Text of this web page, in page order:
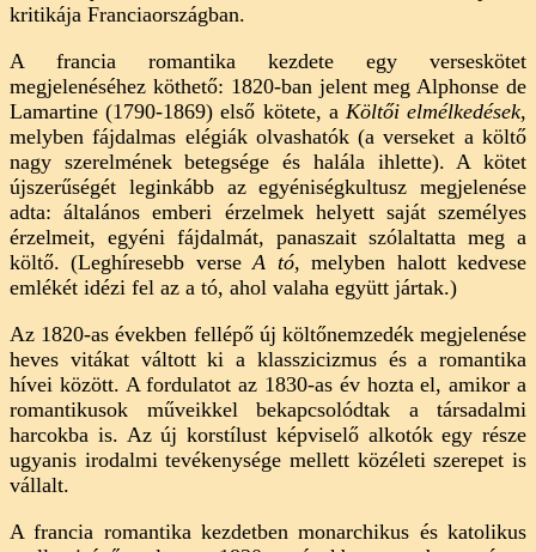
kritikája Franciaországban.
A francia romantika kezdete egy verseskötet
megjelenéséhez köthető: 1820-ban jelent meg Alphonse de
Lamartine (1790-1869) első kötete, a Költői elmélkedések,
melyben fájdalmas elégiák olvashatók (a verseket a költő
nagy szerelmének betegsége és halála ihlette). A kötet
újszerűségét leginkább az egyéniségkultusz megjelenése
adta: általános emberi érzelmek helyett saját személyes
érzelmeit, egyéni fájdalmát, panaszait szólaltatta meg a
költő. (Leghíresebb verseA tó, melyben halott kedvese
emlékét idézi fel az a tó, ahol valaha együtt jártak.)
Az 1820-as években fellépő új költőnemzedék megjelenése
heves vitákat váltott ki a klasszicizmus és a romantika
hívei között. A fordulatot az 1830-as év hozta el, amikor a
romantikusok műveikkel bekapcsolódtak a társadalmi
harcokba is. Az új korstílust képviselő alkotók egy része
ugyanis irodalmi tevékenysége mellett közéleti szerepet is
vállalt.
A francia romantika kezdetben monarchikus és katolikus